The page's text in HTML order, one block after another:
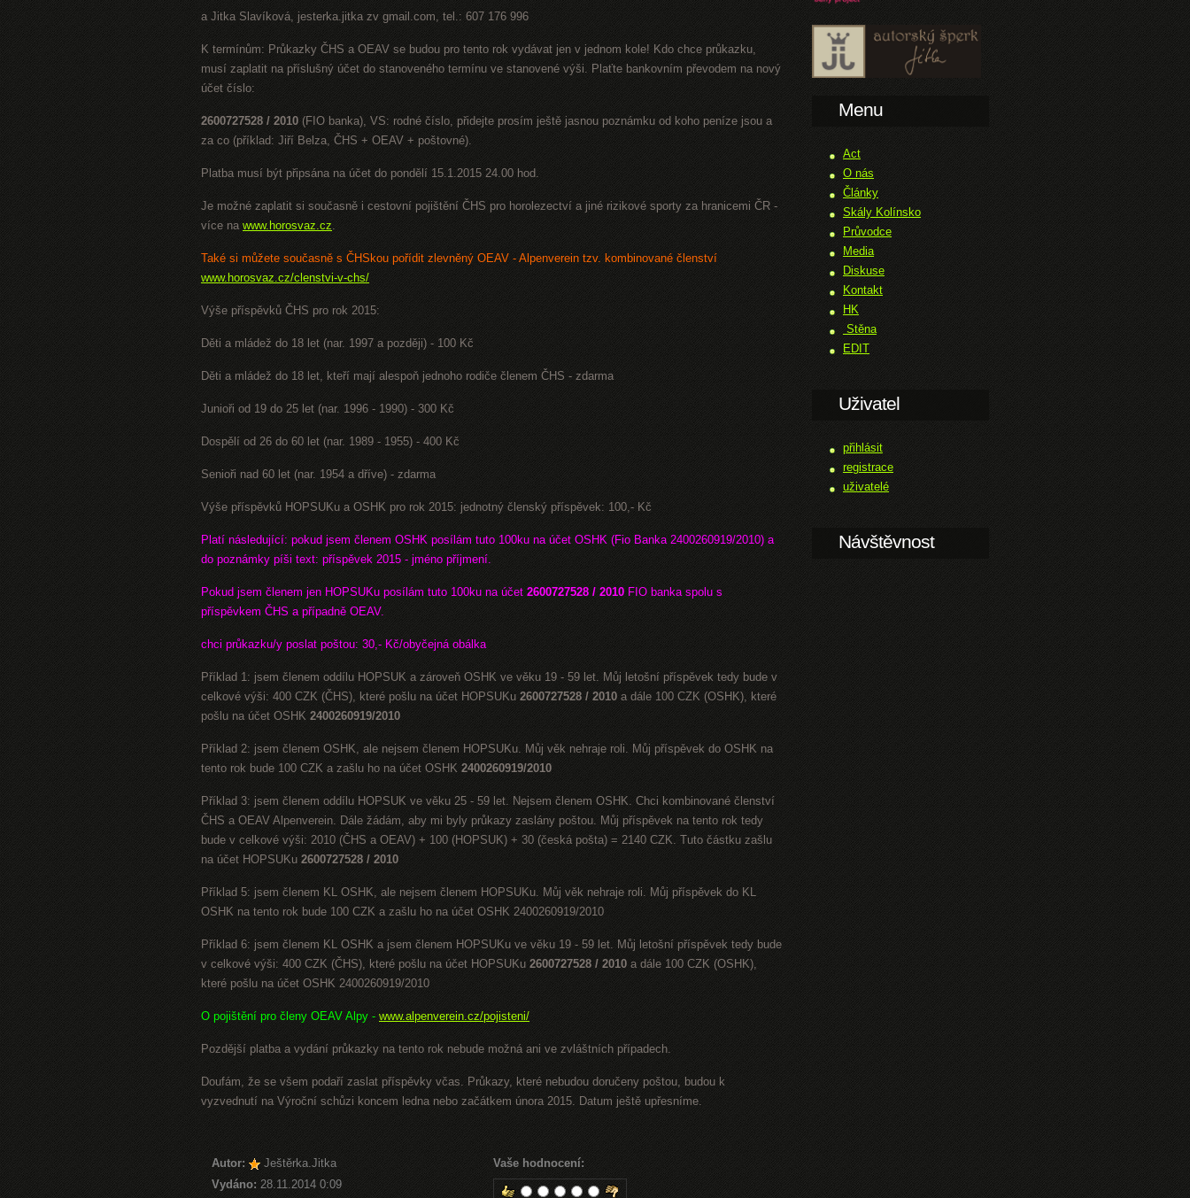
a Jitka Slavíková, jesterka.jitka zv gmail.com, tel.: 607 176 996
K termínům: Průkazky ČHS a OEAV se budou pro tento rok vydávat jen v jednom kole! Kdo chce průkazku,
musí zaplatit na příslušný účet do stanoveného termínu ve stanovené výši. Plaťte bankovním převodem na nový
účet číslo:
2600727528 / 2010 (FIO banka), VS: rodné číslo, přidejte prosím ještě jasnou poznámku od koho peníze jsou a
za co (příklad: Jiří Belza, ČHS + OEAV + poštovné).
Platba musí být připsána na účet do pondělí 15.1.2015 24.00 hod.
Je možné zaplatit si současně i cestovní pojištění ČHS pro horolezectví a jiné rizikové sporty za hranicemi ČR -
více na www.horosvaz.cz.
Také si můžete současně s ČHSkou pořídit zlevněný OEAV - Alpenverein tzv. kombinované členství
www.horosvaz.cz/clenstvi-v-chs/
Výše příspěvků ČHS pro rok 2015:
Děti a mládež do 18 let (nar. 1997 a později) - 100 Kč
Děti a mládež do 18 let, kteří mají alespoň jednoho rodiče členem ČHS - zdarma
Junioři od 19 do 25 let (nar. 1996 - 1990) - 300 Kč
Dospělí od 26 do 60 let (nar. 1989 - 1955) - 400 Kč
Senioři nad 60 let (nar. 1954 a dříve) - zdarma
Výše příspěvků HOPSUKu a OSHK pro rok 2015: jednotný členský příspěvek: 100,- Kč
Platí následující: pokud jsem členem OSHK posílám tuto 100ku na účet OSHK (Fio Banka 2400260919/2010) a
do poznámky píši text: příspěvek 2015 - jméno příjmení.
Pokud jsem členem jen HOPSUKu posílám tuto 100ku na účet 2600727528 / 2010 FIO bankaspolu s
příspěvkem ČHS a případně OEAV.
chci průkazku/y poslat poštou: 30,- Kč/obyčejná obálka
Příklad 1: jsem členem oddílu HOPSUK a zároveň OSHK ve věku 19 - 59 let. Můj letošní příspěvek tedy bude v
celkové výši: 400 CZK (ČHS), které pošlu na účet HOPSUKu 2600727528 / 2010 a dále 100 CZK (OSHK), které
pošlu na účet OSHK 2400260919/2010
Příklad 2: jsem členem OSHK, ale nejsem členem HOPSUKu. Můj věk nehraje roli. Můj příspěvek do OSHK na
tento rok bude 100 CZK a zašlu ho na účet OSHK 2400260919/2010
Příklad 3: jsem členem oddílu HOPSUK ve věku 25 - 59 let. Nejsem členem OSHK. Chci kombinované členství
ČHS a OEAV Alpenverein. Dále žádám, aby mi byly průkazy zaslány poštou. Můj příspěvek na tento rok tedy
bude v celkové výši: 2010 (ČHS a OEAV) + 100 (HOPSUK) + 30 (česká pošta) = 2140 CZK. Tuto částku zašlu
na účet HOPSUKu 2600727528 / 2010
Příklad 5: jsem členem KL OSHK, ale nejsem členem HOPSUKu. Můj věk nehraje roli. Můj příspěvek do KL
OSHK na tento rok bude 100 CZK a zašlu ho na účet OSHK 2400260919/2010
Příklad 6: jsem členem KL OSHK a jsem členem HOPSUKu ve věku 19 - 59 let. Můj letošní příspěvek tedy bude
v celkové výši: 400 CZK (ČHS), které pošlu na účet HOPSUKu2600727528 / 2010 a dále 100 CZK (OSHK),
které pošlu na účet OSHK 2400260919/2010
O pojištění pro členy OEAV Alpy - www.alpenverein.cz/pojisteni/
Pozdější platba a vydání průkazky na tento rok nebude možná ani ve zvláštních případech.
Doufám, že se všem podaří zaslat příspěvky včas. Průkazy, které nebudou doručeny poštou, budou k
vyzvednutí na Výroční schůzi koncem ledna nebo začátkem února 2015. Datum ještě upřesníme.
Autor:
Ještěrka.Jitka
Vydáno: 28.11.2014 0:09
Vaše hodnocení:
Menu
Act
O nás
Články
Skály Kolínsko
Průvodce
Media
Diskuse
Kontakt
HK
Stěna
EDIT
Uživatel
přihlásit
registrace
uživatelé
Návštěvnost